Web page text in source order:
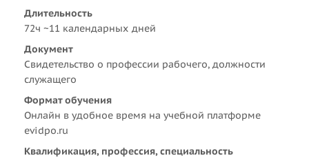
Длительность
72ч ~11 календарных дней
Документ
Свидетельство о профессии рабочего, должности
служащего
Формат обучения
Онлайн в удобное время на учебной платформе
evidpo.ru
Квалификация, профессия, специальность